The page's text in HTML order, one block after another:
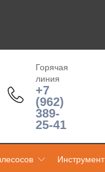
Горячая
линия
+7
(962)
389-
25-41